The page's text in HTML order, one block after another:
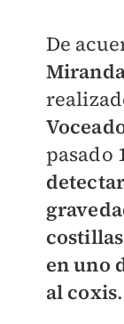
De
pasado
en uno
al coxis.